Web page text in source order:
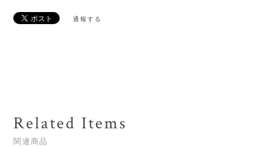
通報する
Related Items
関連商品